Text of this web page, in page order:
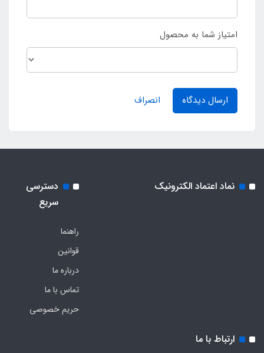
امتیاز شما به محصول
ارسال دیدگاه انصراف
نماد اعتماد الکترونیک
دسترسی
سریع
راهنما
قوانین
درباره ما
تماس با ما
حریم خصوصی
ارتباط با ما